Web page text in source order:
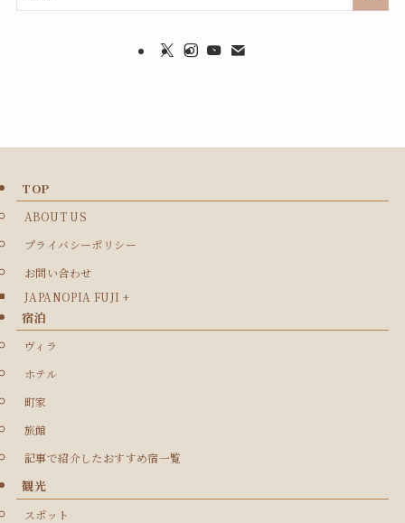
TOP
ABOUT US
プライバシーポリシー
お問い合わせ
JAPANOPIA FUJI +
宿泊
ヴィラ
ホテル
町家
旅館
記事で紹介したおすすめ宿一覧
観光
スポット